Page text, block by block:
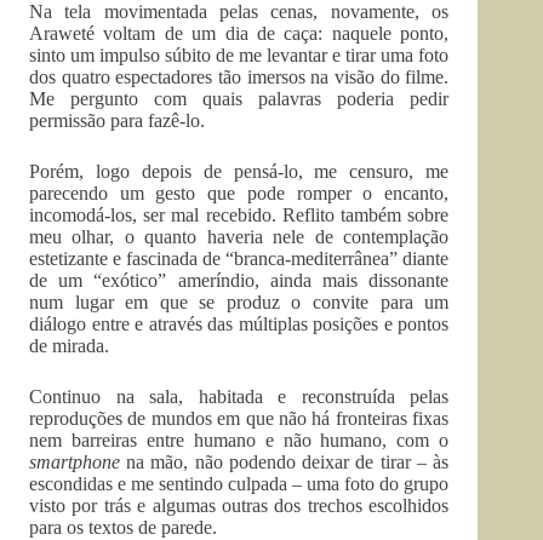
Na tela movimentada pelas cenas, novamente, os
Araweté voltam de um dia de caça: naquele ponto,
sinto um impulso súbito de me levantar e tirar uma foto
dos quatro espectadores tão imersos na visão do filme.
Me pergunto com quais palavras poderia pedir
permissão para fazê-lo.
Porém, logo depois de pensá-lo, me censuro, me
parecendo um gesto que pode romper o encanto,
incomodá-los, ser mal recebido. Reflito também sobre
meu olhar, o quanto haveria nele de contemplação
estetizante e fascinada de “branca-mediterrânea” diante
de um “exótico” ameríndio, ainda mais dissonante
num lugar em que se produz o convite para um
diálogo entre e através das múltiplas posições e pontos
de mirada.
Continuo na sala, habitada e reconstruída pelas
reproduções de mundos em que não há fronteiras fixas
nem barreiras entre humano e não humano, com o
smartphonena mão, não podendo deixar de tirar – às
escondidas e me sentindo culpada – uma foto do grupo
visto por trás e algumas outras dos trechos escolhidos
para os textos de parede.